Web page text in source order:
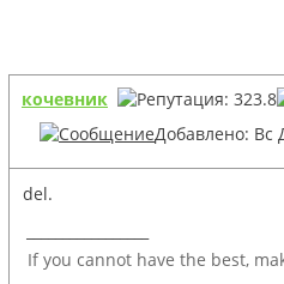
кочевник
Добавлено: Вс
del.
If you cannot have the best,